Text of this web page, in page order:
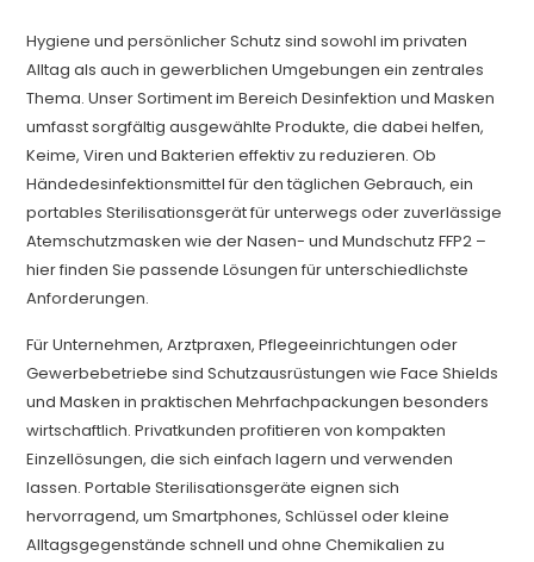
Hygiene und persönlicher Schutz sind sowohl im privaten
Alltag als auch in gewerblichen Umgebungen ein zentrales
Thema. Unser Sortiment im Bereich Desinfektion und Masken
umfasst sorgfältig ausgewählte Produkte, die dabei helfen,
Keime, Viren und Bakterien effektiv zu reduzieren. Ob
Händedesinfektionsmittel für den täglichen Gebrauch, ein
portables Sterilisationsgerät für unterwegs oder zuverlässige
Atemschutzmasken wie der Nasen- und Mundschutz FFP2 –
hier finden Sie passende Lösungen für unterschiedlichste
Anforderungen.
Für Unternehmen, Arztpraxen, Pflegeeinrichtungen oder
Gewerbebetriebe sind Schutzausrüstungen wie Face Shields
und Masken in praktischen Mehrfachpackungen besonders
wirtschaftlich. Privatkunden profitieren von kompakten
Einzellösungen, die sich einfach lagern und verwenden
lassen. Portable Sterilisationsgeräte eignen sich
hervorragend, um Smartphones, Schlüssel oder kleine
Alltagsgegenstände schnell und ohne Chemikalien zu